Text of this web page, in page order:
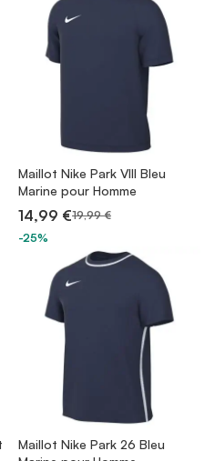
Maillot Nike Park VIII Bleu
Marine pour Homme
14,99 €19,99 €
-25%
Maillot Nike Park 26 Bleu